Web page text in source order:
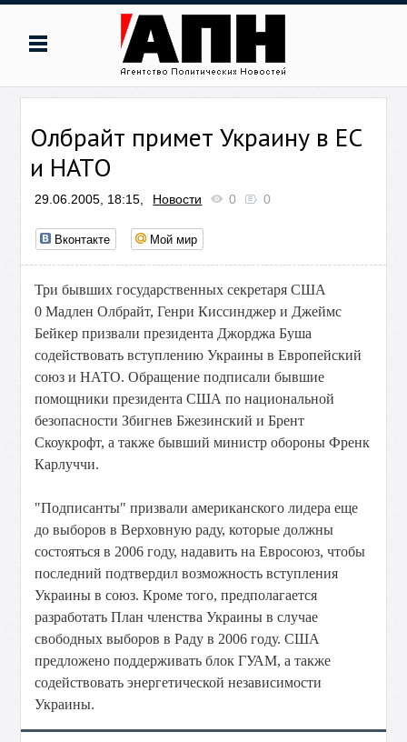
Олбрайт примет Украину в ЕС
и НАТО
29.06.2005, 18:15, Новости 0 0
Вконтакте Мой мир
Три бывших государственных секретаря США
0 Мадлен Олбрайт, Генри Киссинджер и Джеймс
Бейкер призвали президента Джорджа Буша
содействовать вступлению Украины в Европейский
союз и НАТО. Обращение подписали бывшие
помощники президента США по национальной
безопасности Збигнев Бжезинский и Брент
Скоукрофт, а также бывший министр обороны Френк
Карлуччи.
"Подписанты" призвали американского лидера еще
до выборов в Верховную раду, которые должны
состояться в 2006 году, надавить на Евросоюз, чтобы
последний подтвердил возможность вступления
Украины в союз. Кроме того, предполагается
разработать План членства Украины в случае
свободных выборов в Раду в 2006 году. США
предложено поддерживать блок ГУАМ, а также
содействовать энергетической независимости
Украины.